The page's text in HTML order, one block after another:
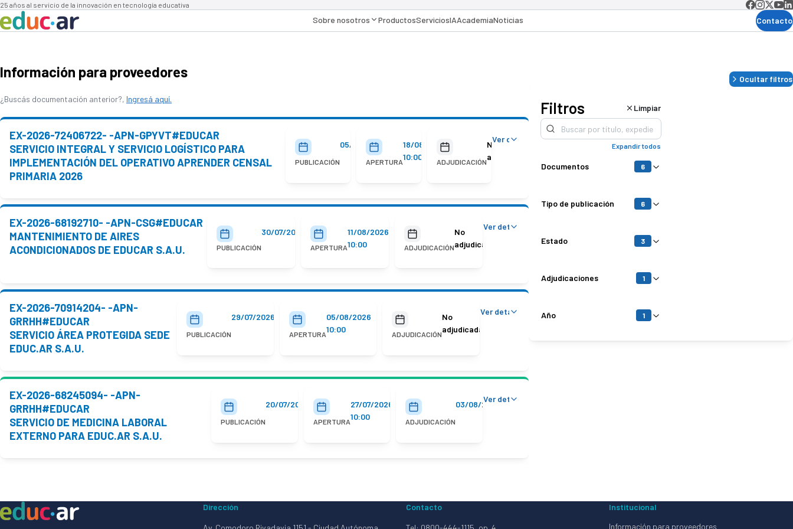
25 años al servicio de la innovación en tecnología educativa
Sobre nosotros ProductosServiciosIAAcademiaNoticias Contacto
Ocultar filtros
Información para proveedores
¿Buscás documentación anterior?, Ingresá aquí.
EX-2026-72406722- -APN-GPYVT#EDUCAR
SERVICIO INTEGRAL Y SERVICIO LOGÍSTICO PARA
IMPLEMENTACIÓN DEL OPERATIVO APRENDER CENSAL
PRIMARIA 2026
PUBLICACIÓN
05/08/2026
APERTURA
18/08/2026
10:00
ADJUDICACIÓN
No
adjudicada
Ver detalles
EX-2026-68192710- -APN-CSG#EDUCAR
MANTENIMIENTO DE AIRES
ACONDICIONADOS DE EDUCAR S.A.U.
PUBLICACIÓN
30/07/2026
APERTURA
11/08/2026
10:00
ADJUDICACIÓN
No
adjudicada
Ver detalles
EX-2026-70914204- -APN-
GRRHH#EDUCAR
SERVICIO ÁREA PROTEGIDA SEDE
EDUC.AR S.A.U.
PUBLICACIÓN
29/07/2026
APERTURA
05/08/2026
10:00
ADJUDICACIÓN
No
adjudicada
Ver detalles
EX-2026-68245094- -APN-
GRRHH#EDUCAR
SERVICIO DE MEDICINA LABORAL
EXTERNO PARA EDUC.AR S.A.U.
PUBLICACIÓN
20/07/2026
APERTURA
27/07/2026
10:00
ADJUDICACIÓN
03/08/2026
Ver detalles
Filtros Limpiar
Expandir todos
Documentos 6
Tipo de publicación 6
Estado 3
Adjudicaciones 1
Año 1
Dirección Contacto
Institucional
Información para proveedores